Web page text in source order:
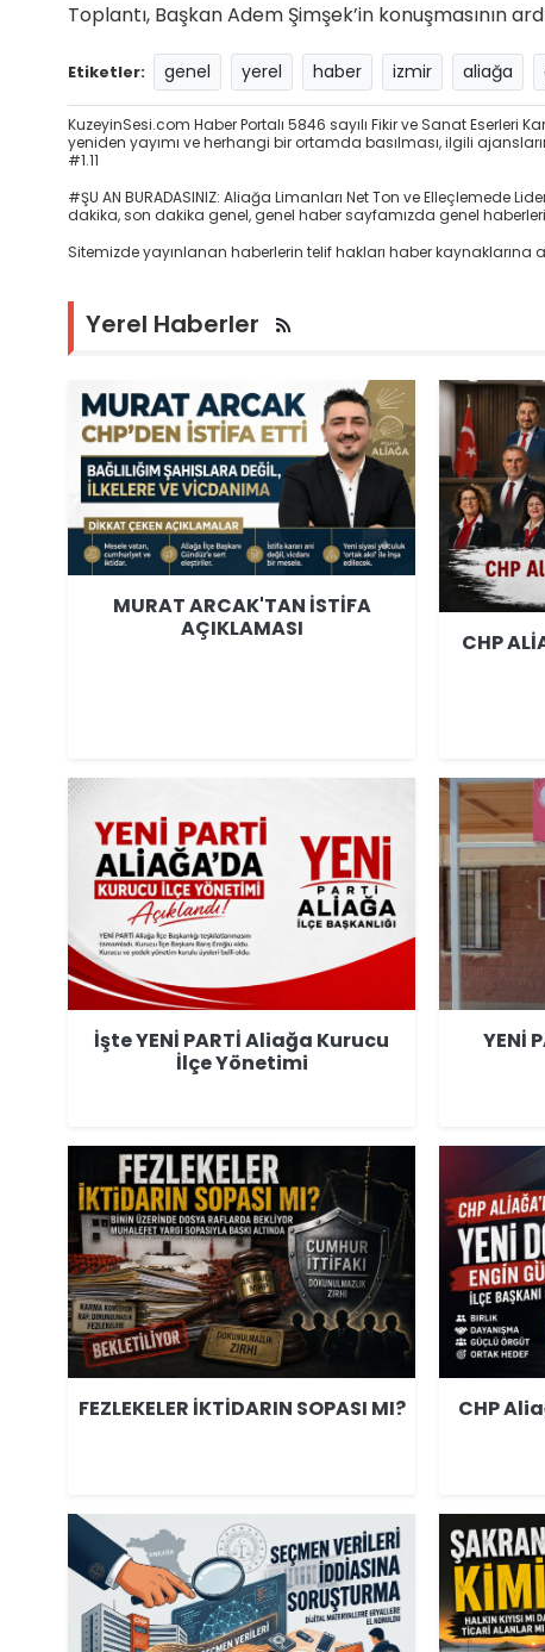
Toplantı, Başkan Adem Şimşek’in konuşmasının
Etiketler: genel yerel haber izmir aliağa
KuzeyinSesi.com Haber Portalı 5846 sayılı Fikir ve Sanat
yeniden yayımı ve herhangi bir ortamda basılması, ilgili
#1.11
#ŞU AN BURADASINIZ: Aliağa Limanları Net Ton ve Elleçlemede
dakika, son dakika genel, genel haber sayfamızda genel
Sitemizde yayınlanan haberlerin telif hakları haber kaynaklarına
Yerel Haberler
MURAT ARCAK'TAN İSTİFA
AÇIKLAMASI
CHP
İşte YENİ PARTİ Aliağa Kurucu
İlçe Yönetimi
YENİ
FEZLEKELER İKTİDARIN SOPASI MI? CHP